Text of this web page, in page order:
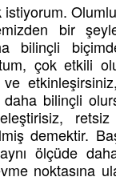
Olumlu
bir
bilinçli
çok etkili
bilinçli
retsiz
demektir.
ölçüde
noktasına